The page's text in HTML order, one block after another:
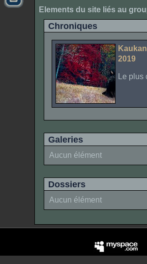
Elements du site liés au
Chroniques
2019
Le
Galeries
Aucun élément
Dossiers
Aucun élément